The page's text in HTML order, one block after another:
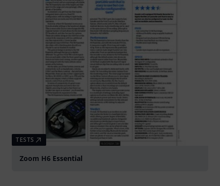
TESTS
Zoom H6 Essential